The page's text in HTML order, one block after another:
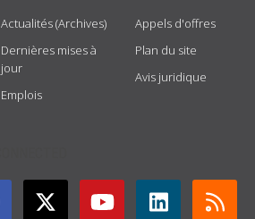
Actualités (Archives)
Dernières mises à
jour
Emplois
Appels d'offres
Plan du site
Avis juridique